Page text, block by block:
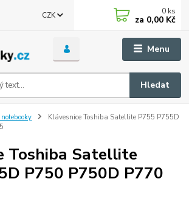
Menu
CZK
Hledat
0 ks
za 0,00 Kč
Klávesnice Toshiba Satellite P755 P755D
Toshiba Satellite
P750 P750D P770